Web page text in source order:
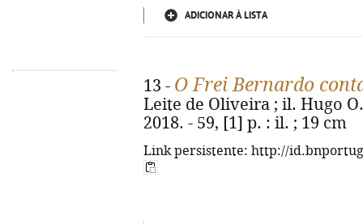
ADICIONAR À LISTA
13 - O Frei Bernardo
Leite de Oliveira ; il. Hugo
2018. - 59, [1] p. : il. ; 19 cm
Link persistente: http://